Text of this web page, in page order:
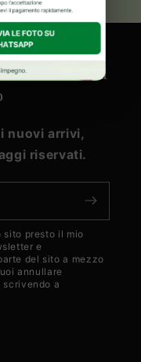
ricevi 20€ di
nuovi arrivi,
riservati.
sito presto il mio
e
del sito a mezzo
annullare
a